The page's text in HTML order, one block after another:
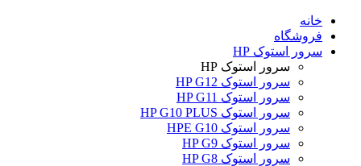
خانه
فروشگاه
سرور استوک HP
سرور استوک HP
سرور استوک HP G12
سرور استوک HP G11
سرور استوک HP G10 PLUS
سرور استوک HPE G10
سرور استوک HP G9
سرور استوک HP G8